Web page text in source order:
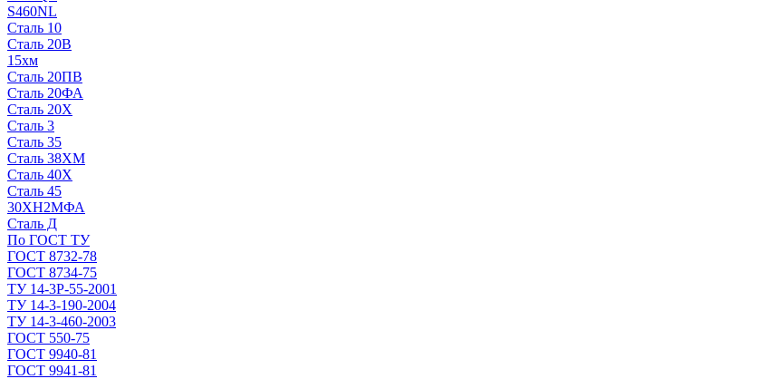
S460NL
Сталь 10
Сталь 20В
15хм
Сталь 20ПВ
Сталь 20ФА
Сталь 20Х
Сталь 3
Сталь 35
Сталь 38ХМ
Сталь 40Х
Сталь 45
30ХН2МФА
Сталь Д
По ГОСТ ТУ
ГОСТ 8732-78
ГОСТ 8734-75
ТУ 14-3Р-55-2001
ТУ 14-3-190-2004
ТУ 14-3-460-2003
ГОСТ 550-75
ГОСТ 9940-81
ГОСТ 9941-81